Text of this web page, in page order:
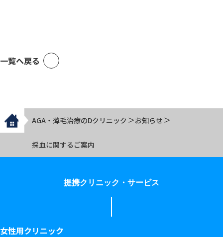
一覧へ戻る
AGA・薄毛治療のDクリニック お知らせ
採血に関するご案内
提携クリニック・サービス
女性用クリニック